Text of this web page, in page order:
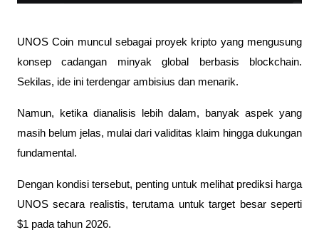
UNOS Coin muncul sebagai proyek kripto yang mengusung
konsep cadangan minyak global berbasis blockchain.
Sekilas, ide ini terdengar ambisius dan menarik.
Namun, ketika dianalisis lebih dalam, banyak aspek yang
masih belum jelas, mulai dari validitas klaim hingga dukungan
fundamental.
Dengan kondisi tersebut, penting untuk melihat prediksi harga
UNOS secara realistis, terutama untuk target besar seperti
$1 pada tahun 2026.